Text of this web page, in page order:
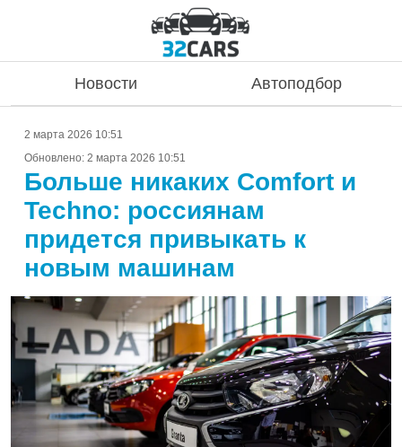
Новости Автоподбор
2 марта 2026 10:51
Обновлено: 2 марта 2026 10:51
Больше никаких Comfort и
Techno: россиянам
придется привыкать к
новым машинам